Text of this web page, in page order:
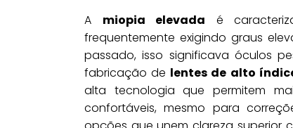
A miopia elevada é
frequentemente exigindo graus
passado, isso significava óculos
fabricação de lentes de alto
alta tecnologia que permitem
confortáveis, mesmo para